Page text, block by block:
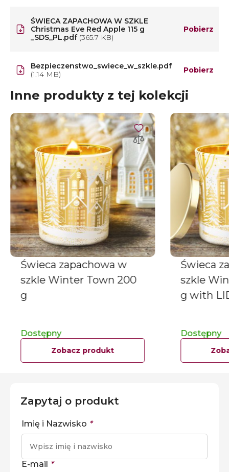
ŚWIECA ZAPACHOWA W SZKLE
Christmas Eve Red Apple 115 g
_SDS_PL.pdf (365.7 KB)
Pobierz
Bezpieczenstwo_swiece_w_szkle.pdf
(1.14 MB)
Pobierz
Inne produkty z tej kolekcji
Świeca zapachowa w
szkle Winter Town 200
g
Dostępny
Zobacz produkt
Świeca
szkle
g with
Dostępny
Zapytaj o produkt
Imię i Nazwisko *
E-mail *